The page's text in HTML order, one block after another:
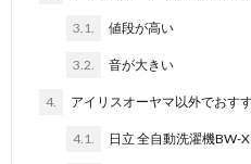
3.1. 値段が高い
3.2. 音が大きい
4. アイリスオーヤマ以外でおす
4.1. 日立 全自動洗濯機BW-